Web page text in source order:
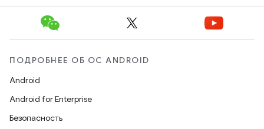
ПОДРОБНЕЕ ОБ ОС ANDROID
Android
Android for Enterprise
Безопасность